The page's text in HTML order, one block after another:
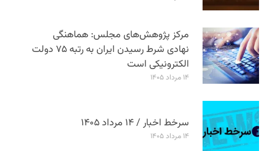
مرکز پژوهش‌های مجلس: هماهنگی
نهادی شرط رسیدن ایران به رتبه ۷۵ دولت
الکترونیکی است
۱۴ مرداد ۱۴۰۵
سرخط اخبار / ۱۴ مرداد ۱۴۰۵
۱۴ مرداد ۱۴۰۵